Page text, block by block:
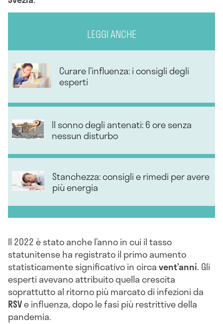
LEGGI ANCHE
Curare l’influenza: i consigli degli
esperti
Il sonno degli antenati: 6 ore senza
nessun disturbo
Stanchezza: consigli e rimedi per avere
più energia
Il 2022 è stato anche l’anno in cui il tasso
statunitense ha registrato il primo aumento
statisticamente significativo in circavent’anni. Gli
esperti avevano attribuito quella crescita
soprattutto al ritorno più marcato di infezioni da
RSVe influenza, dopo le fasi più restrittive della
pandemia.